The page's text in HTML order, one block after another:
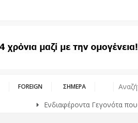
FOREIGN ΣΗΜΕΡΑ
Ενδιαφέροντα Γεγονότα που